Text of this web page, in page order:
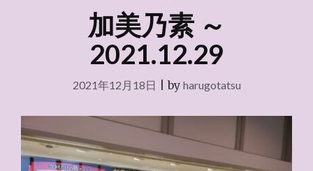
加美乃素 ～
2021.12.29
2021年12月18日 |by harugotatsu